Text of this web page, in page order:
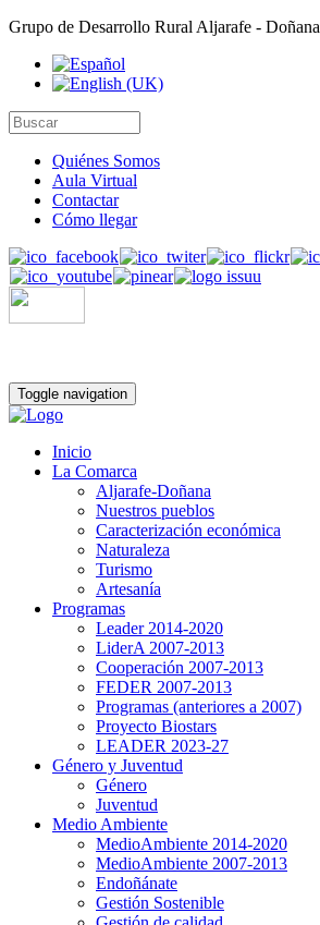
Grupo de Desarrollo Rural Aljarafe - Doñana
Quiénes Somos
Aula Virtual
Contactar
Cómo llegar
Toggle navigation
Inicio
La Comarca
Aljarafe-Doñana
Nuestros pueblos
Caracterización económica
Naturaleza
Turismo
Artesanía
Programas
Leader 2014-2020
LiderA 2007-2013
Cooperación 2007-2013
FEDER 2007-2013
Programas (anteriores a 2007)
Proyecto Biostars
LEADER 2023-27
Género y Juventud
Género
Juventud
Medio Ambiente
MedioAmbiente 2014-2020
MedioAmbiente 2007-2013
Endoñánate
Gestión Sostenible